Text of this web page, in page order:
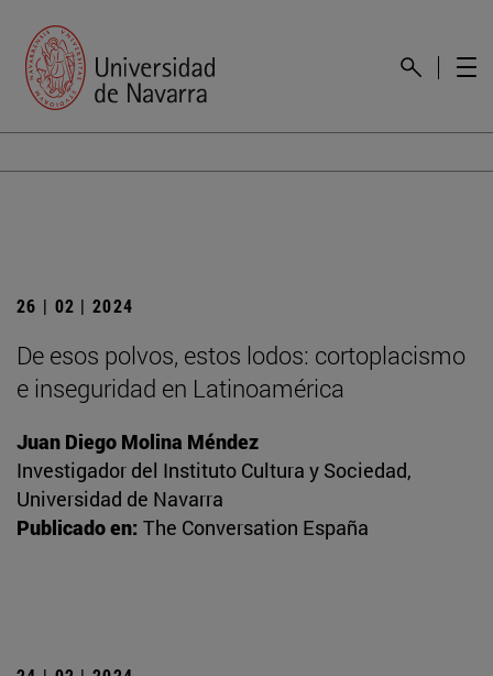
26 | 02 | 2024
De esos polvos, estos lodos: cortoplacismo
e inseguridad en Latinoamérica
Juan Diego Molina Méndez
Investigador del Instituto Cultura y Sociedad,
Universidad de Navarra
Publicado en: The Conversation España